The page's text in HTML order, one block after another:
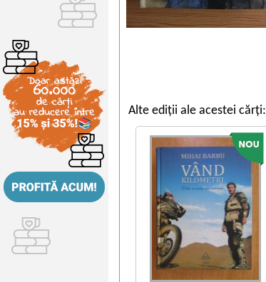
Alte ediții ale acestei cărți: